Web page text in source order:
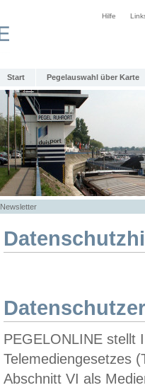
Hilfe
Start Pegelauswahl über Karte
Newsletter
PEGELONLINE stellt
Telemediengesetzes
Abschnitt VI als